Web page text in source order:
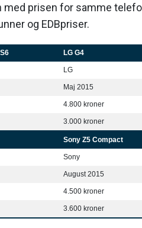
med prisen for samme
og EDBpriser.
LG G4
LG
Maj 2015
4.800 kroner
3.000 kroner
Sony Z5 Compact
Sony
August 2015
4.500 kroner
3.600 kroner